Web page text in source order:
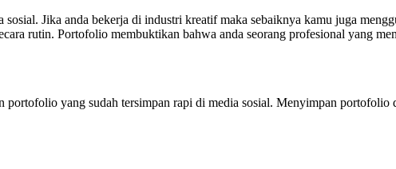
Jika anda bekerja di industri kreatif maka sebaiknya kamu juga
rutin. Portofolio membuktikan bahwa anda seorang profesional yang
yang sudah tersimpan rapi di media sosial. Menyimpan